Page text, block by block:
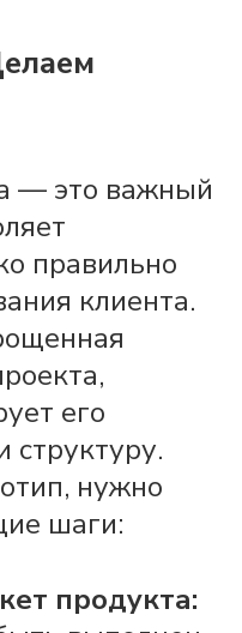
— это важный
правильно
клиента.
,
его
нужно
шаги:
продукта: